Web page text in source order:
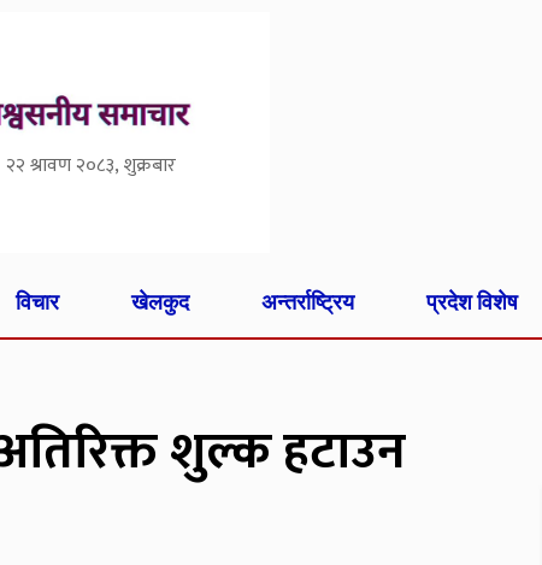
२२ श्रावण २०८३, शुक्रबार
विचार खेलकुद अन्तर्राष्ट्रिय प्रदेश विशेष
शुल्क हटाउन